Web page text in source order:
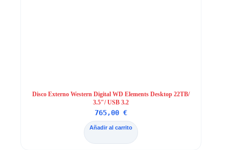
Disco Externo Western Digital WD Elements Desktop 22TB/
3.5″/ USB 3.2
765,00€
Añadir al carrito